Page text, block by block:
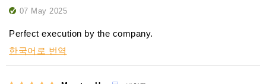
07 May 2025
Perfect execution by the company.
한국어로 번역